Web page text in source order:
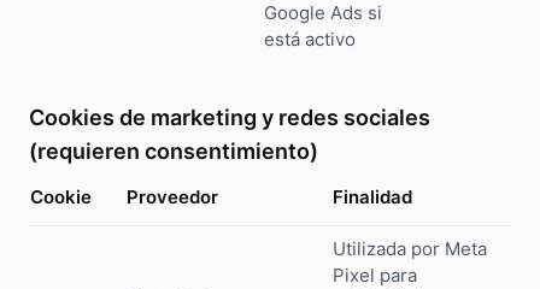
Google Ads si
está activo
Cookies de marketing y redes sociales
(requieren consentimiento)
Cookie Proveedor Finalidad
Utilizada por Meta
Pixel para